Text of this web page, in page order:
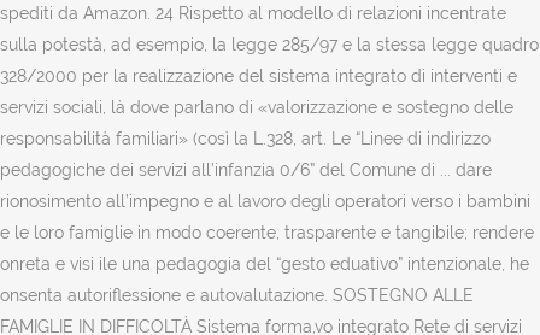
spediti da Amazon. 24 Rispetto al modello di relazioni incentrate
sulla potestà, ad esempio, la legge 285/97 e la stessa legge quadro
328/2000 per la realizzazione del sistema integrato di interventi e
servizi sociali, là dove parlano di «valorizzazione e sostegno delle
responsabilità familiari» (così la L.328, art. Le “Linee di indirizzo
pedagogiche dei servizi all’infanzia 0/6” del Comune di ... dare
rionosimento all’impegno e al lavoro degli operatori verso i bambini
e le loro famiglie in modo coerente, trasparente e tangibile; rendere
onreta e visi ile una pedagogia del “gesto eduativo” intenzionale, he
onsenta autoriflessione e autovalutazione. SOSTEGNO ALLE
FAMIGLIE IN DIFFICOLTÀ Sistema forma,vo integrato Rete di servizi